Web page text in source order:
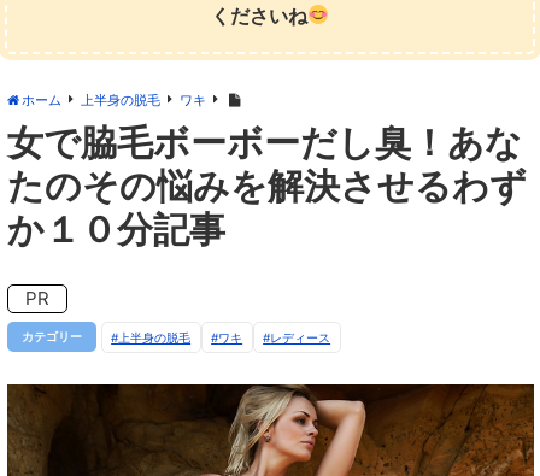
くださいね
ホーム 上半身の脱毛 ワキ
女で脇毛ボーボーだし臭！あな
たのその悩みを解決させるわず
か１０分記事
PR
カテゴリー 上半身の脱毛 ワキ レディース